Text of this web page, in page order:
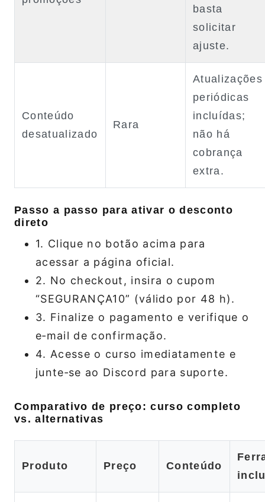
basta
solicitar
ajuste.
Conteúdo
desatualizado
Rara
Atualizações
periódicas
incluídas;
não há
cobrança
extra.
Passo a passo para ativar o desconto
direto
1. Clique no botão acima para
acessar a página oficial.
2. No checkout, insira o cupom
“SEGURANÇA10” (válido por 48 h).
3. Finalize o pagamento e verifique o
e‑mail de confirmação.
4. Acesse o curso imediatamente e
junte‑se ao Discord para suporte.
Comparativo de preço: curso completo
vs. alternativas
Produto Preço Conteúdo